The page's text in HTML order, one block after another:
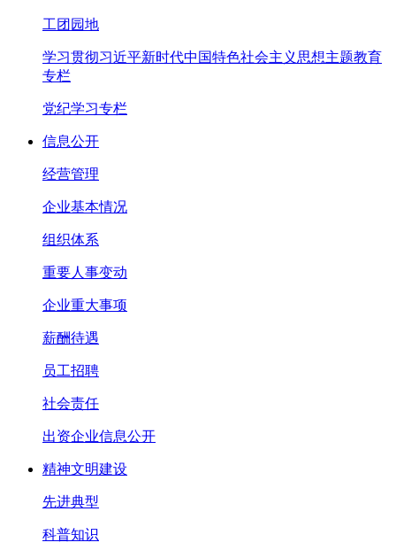
工团园地
学习贯彻习近平新时代中国特色社会主义思想主题教育
专栏
党纪学习专栏
信息公开
经营管理
企业基本情况
组织体系
重要人事变动
企业重大事项
薪酬待遇
员工招聘
社会责任
出资企业信息公开
精神文明建设
先进典型
科普知识